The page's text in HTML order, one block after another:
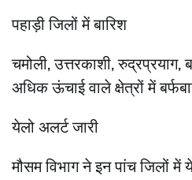
पहाड़ी जिलों में बारिश
चमोली, उत्तरकाशी,
अधिक ऊंचाई वाले क्षेत्रों में
येलो अलर्ट जारी
मौसम विभाग ने इन पांच जिलों